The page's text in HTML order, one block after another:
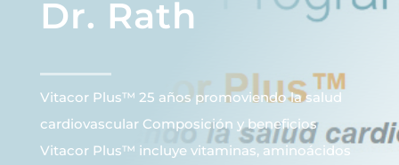
Dr. Rath
Vitacor Plus™ 25 años promoviendo la salud
cardiovascular Composición y beneficios
Vitacor Plus™ incluye vitaminas, aminoácidos